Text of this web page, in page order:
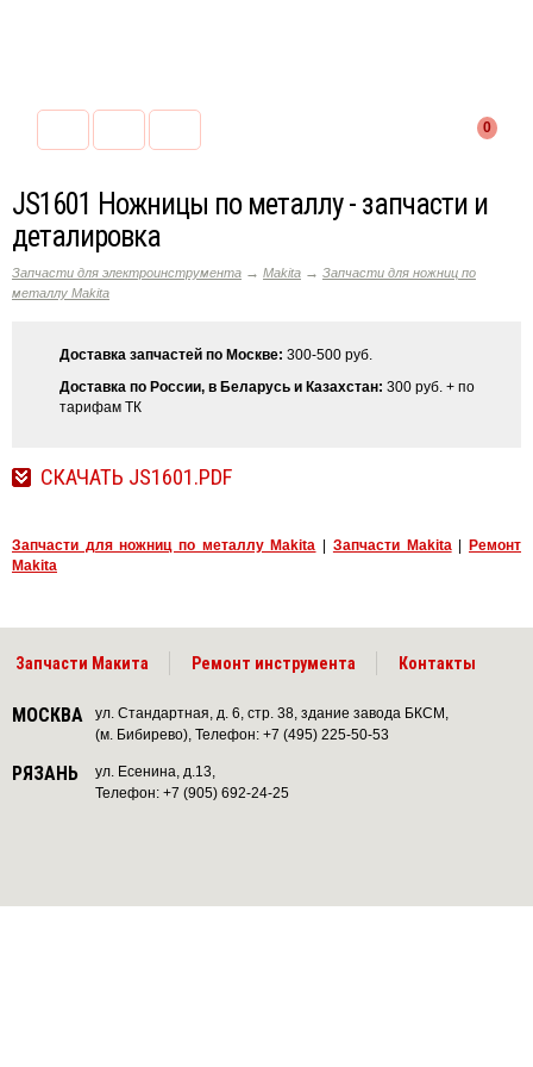
0
JS1601 Ножницы по металлу - запчасти и
деталировка
Запчасти для электроинструмента → Makita → Запчасти для ножниц по
металлу Makita
Доставка запчастей по Москве: 300-500 руб.
Доставка по России, в Беларусь и Казахстан: 300 руб. + по
тарифам ТК
СКАЧАТЬ JS1601.PDF
Запчасти для ножниц по металлу Makita Запчасти Makita|
Ремонт
Makita
Запчасти Макита Ремонт инструмента Контакты
МОСКВА
ул. Стандартная, д. 6, стр. 38, здание завода БКСМ,
(м. Бибирево), Телефон: +7 (495) 225-50-53
РЯЗАНЬ
ул. Есенина, д.13,
Телефон: +7 (905) 692-24-25